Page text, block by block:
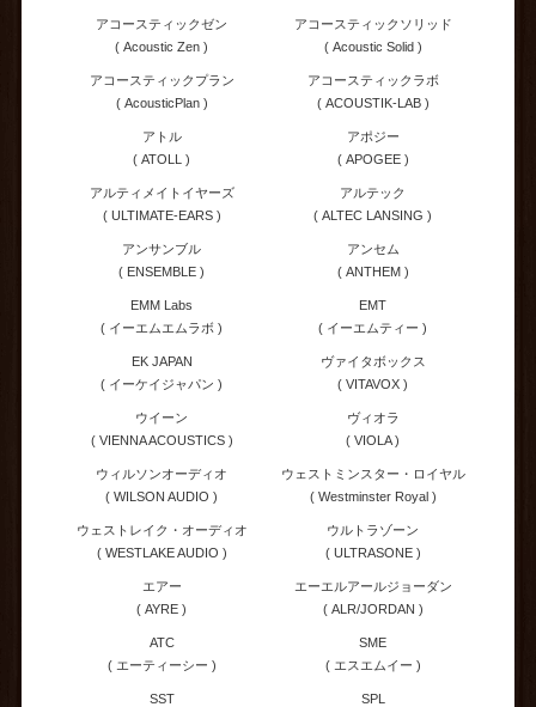
アコースティックゼン
( Acoustic Zen )
アコースティックソリッド
( Acoustic Solid )
アコースティックプラン
( AcousticPlan )
アコースティックラボ
( ACOUSTIK-LAB )
アトル
( ATOLL )
アポジー
( APOGEE )
アルティメイトイヤーズ
( ULTIMATE-EARS )
アルテック
( ALTEC LANSING )
アンサンブル
( ENSEMBLE )
アンセム
( ANTHEM )
EMM Labs
( イーエムエムラボ )
EMT
( イーエムティー )
EK JAPAN
( イーケイジャパン )
ヴァイタボックス
( VITAVOX )
ウイーン
( VIENNA ACOUSTICS )
ヴィオラ
( VIOLA )
ウィルソンオーディオ
( WILSON AUDIO )
ウェストミンスター・ロイヤル
( Westminster Royal )
ウェストレイク・オーディオ
( WESTLAKE AUDIO )
ウルトラゾーン
( ULTRASONE )
エアー
( AYRE )
エーエルアールジョーダン
( ALR/JORDAN )
ATC
( エーティーシー )
SME
( エスエムイー )
SST
SPL